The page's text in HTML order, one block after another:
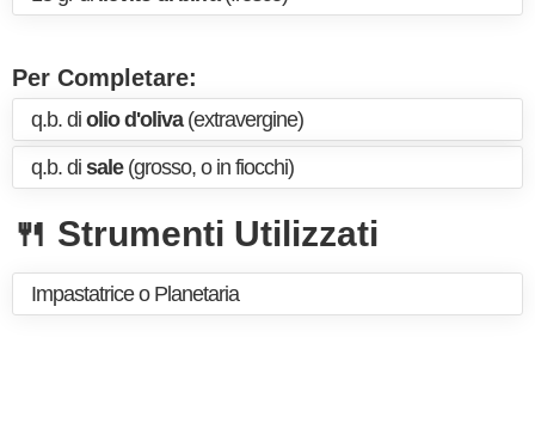
Per Completare:
q.b. di olio d'oliva(extravergine)
q.b. di sale(grosso, o in fiocchi)
🍴 Strumenti Utilizzati
Impastatrice o Planetaria